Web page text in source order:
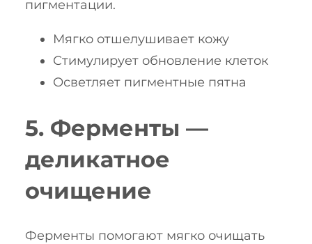
пигментации.
Мягко отшелушивает кожу
Стимулирует обновление клеток
Осветляет пигментные пятна
5. Ферменты —
деликатное
очищение
Ферменты помогают мягко очищать